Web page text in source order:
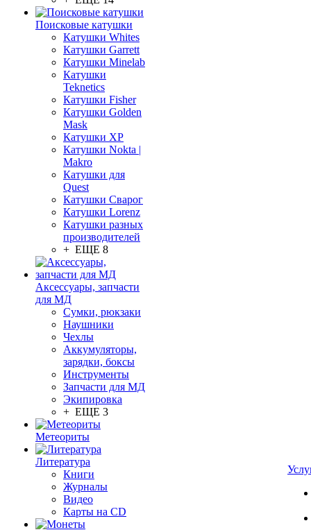
Поисковые катушки
Катушки Whites
Катушки Garrett
Катушки Minelab
Катушки
Teknetics
Катушки Fisher
Катушки Golden
Mask
Катушки XP
Катушки Nokta |
Makro
Катушки для
Quest
Катушки Сварог
Катушки Lorenz
Катушки разных
производителей
+ ЕЩЕ 8
Аксессуары, запчасти
для МД
Сумки, рюкзаки
Наушники
Чехлы
Аккумуляторы,
зарядки, боксы
Инструменты
Запчасти для МД
Экипировка
+ ЕЩЕ 3
Метеориты
Литература
Книги
Журналы
Видео
Карты на CD